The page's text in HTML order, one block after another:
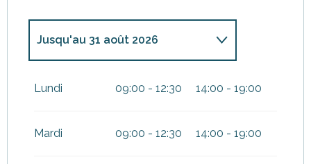
2026
Jusqu'au 31 août 2026
Lundi 09:00 - 12:30 14:00 - 19:00
Mardi 09:00 - 12:30 14:00 - 19:00